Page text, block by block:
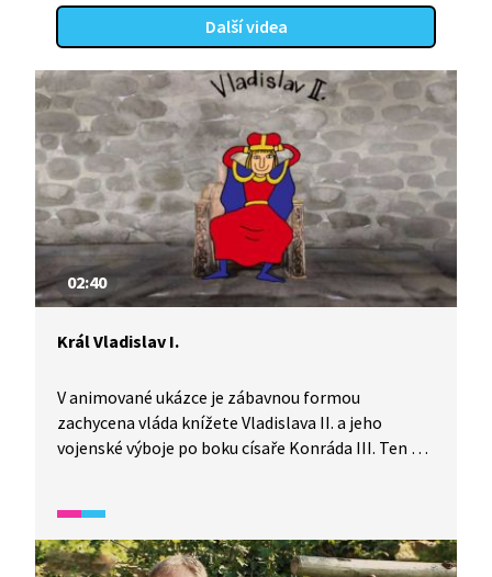
Další videa
02:40
Král Vladislav I.
V animované ukázce je zábavnou formou
zachycena vláda knížete Vladislava II. a jeho
vojenské výboje po boku císaře Konráda III. Ten mu